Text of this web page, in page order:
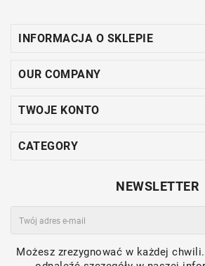
INFORMACJA O SKLEPIE
OUR COMPANY
TWOJE KONTO
CATEGORY
NEWSLETTER
Możesz zrezygnować w każdej